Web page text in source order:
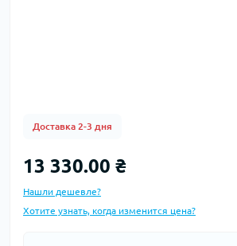
Доставка 2-3 дня
13 330.00 ₴
Нашли дешевле?
Хотите узнать, когда изменится цена?